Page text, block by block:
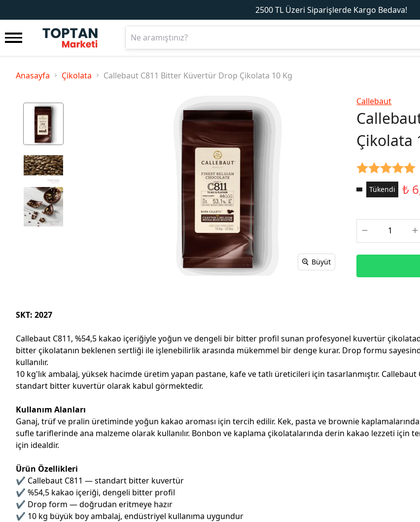
2500 TL Üzeri Siparişlerde Kargo Bedava!
Anasayfa Çikolata Callebaut C811 Bitter Küvertür Drop Çikolata 10 Kg
Büyüt
Callebaut
Çikolata
Tükendi ₺
SKT: 2027
Callebaut C811, %54,5 kakao içeriğiyle yoğun ve dengeli bir bitter profil sunan profesyonel kuvertür
bitter çikolatanın beklenen sertliği ile işlenebilirlik arasında mükemmel bir denge kurar. Drop formu
kullanılır.
10 kg'lık ambalaj, yüksek hacimde üretim yapan pastane, kafe ve tatlı üreticileri için tasarlanmıştır.
standart bitter kuvertür olarak kabul görmektedir.
Kullanım Alanları
Ganaj, trüf ve pralin üretiminde yoğun kakao aroması için tercih edilir. Kek, pasta ve brownie kaplamalarında
sufle tariflerinde ana malzeme olarak kullanılır. Bonbon ve kaplama çikolatalarında derin kakao lezzeti için
için idealdir.
Ürün Özellikleri
✔ Callebaut C811 — standart bitter kuvertür
✔ %54,5 kakao içeriği, dengeli bitter profil
✔ Drop form — doğrudan eritmeye hazır
✔ 10 kg büyük boy ambalaj, endüstriyel kullanıma uygundur